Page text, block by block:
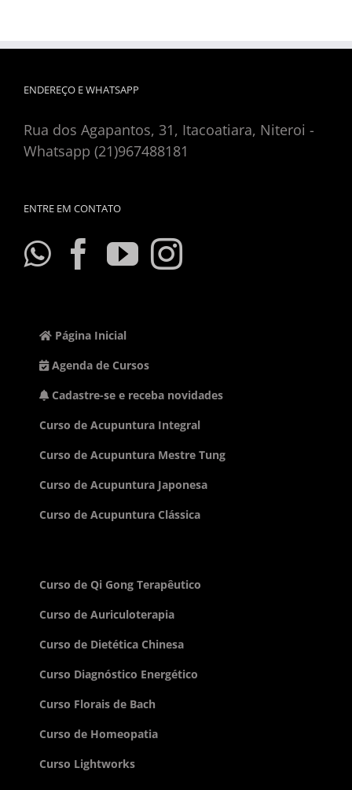
ENDEREÇO E WHATSAPP
Rua dos Agapantos, 31, Itacoatiara, Niteroi -
Whatsapp (21)967488181
ENTRE EM CONTATO
Página Inicial
Agenda de Cursos
Cadastre-se e receba novidades
Curso de Acupuntura Integral
Curso de Acupuntura Mestre Tung
Curso de Acupuntura Japonesa
Curso de Acupuntura Clássica
Curso de Qi Gong Terapêutico
Curso de Auriculoterapia
Curso de Dietética Chinesa
Curso Diagnóstico Energético
Curso Florais de Bach
Curso de Homeopatia
Curso Lightworks